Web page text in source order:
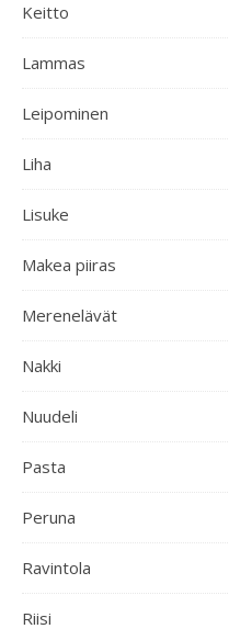
Keitto
Lammas
Leipominen
Liha
Lisuke
Makea piiras
Merenelävät
Nakki
Nuudeli
Pasta
Peruna
Ravintola
Riisi